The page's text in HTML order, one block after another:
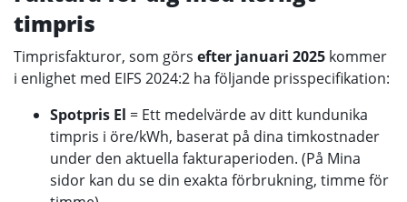
timpris
Timprisfakturor, som görs efter januari 2025 kommer
i enlighet med EIFS 2024:2 ha följande prisspecifikation:
Spotpris El = Ett medelvärde av ditt kundunika
timpris i öre/kWh, baserat på dina timkostnader
under den aktuella fakturaperioden. (På Mina
sidor kan du se din exakta förbrukning, timme för